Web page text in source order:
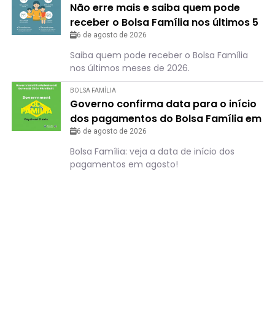
Não erre mais e saiba quem pode
receber o Bolsa Família nos últimos 5
meses de 2026
6 de agosto de 2026
Saiba quem pode receber o Bolsa Família
nos últimos meses de 2026.
BOLSA FAMÍLIA
Governo confirma data para o início
dos pagamentos do Bolsa Família em
agosto
6 de agosto de 2026
Bolsa Família: veja a data de início dos
pagamentos em agosto!